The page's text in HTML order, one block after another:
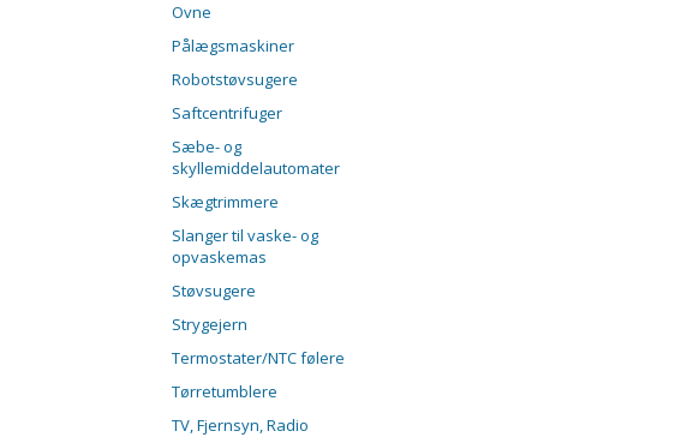
Ovne
Pålægsmaskiner
Robotstøvsugere
Saftcentrifuger
Sæbe- og
skyllemiddelautomater
Skægtrimmere
Slanger til vaske- og
opvaskemas
Støvsugere
Strygejern
Termostater/NTC følere
Tørretumblere
TV, Fjernsyn, Radio